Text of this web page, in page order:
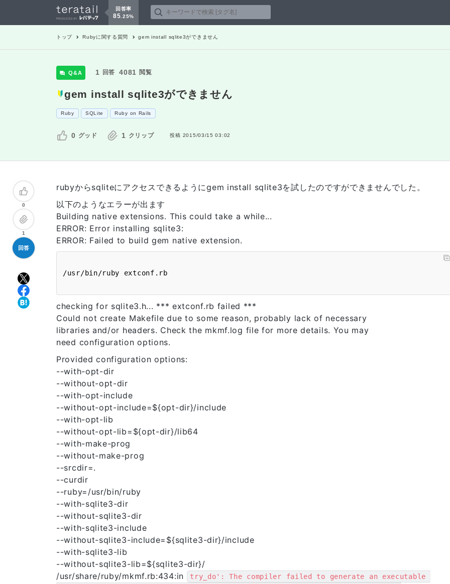
回答率
85 25%
トップ Rubyに関する質問 gem install sqlite3ができません
Q&A 1 回答 4081 閲覧
gem install sqlite3ができません
Ruby SQLite Ruby on Rails
0 グッド 1 クリップ 投稿 2015/03/15 03:02
0
1
回答
rubyからsqliteにアクセスできるようにgem install sqlite3を試したのですができませんでした。
以下のようなエラーが出ます
Building native extensions. This could take a while...
ERROR: Error installing sqlite3:
ERROR: Failed to build gem native extension.
checking for sqlite3.h... *** extconf.rb failed ***
Could not create Makefile due to some reason, probably lack of necessary
libraries and/or headers. Check the mkmf.log file for more details. You may
need configuration options.
Provided configuration options:
--with-opt-dir
--without-opt-dir
--with-opt-include
--without-opt-include=${opt-dir}/include
--with-opt-lib
--without-opt-lib=${opt-dir}/lib64
--with-make-prog
--without-make-prog
--srcdir=.
--curdir
--ruby=/usr/bin/ruby
--with-sqlite3-dir
--without-sqlite3-dir
--with-sqlite3-include
--without-sqlite3-include=${sqlite3-dir}/include
--with-sqlite3-lib
--without-sqlite3-lib=${sqlite3-dir}/
/usr/share/ruby/mkmf.rb:434:in
try_do': The compiler failed to generate an executable